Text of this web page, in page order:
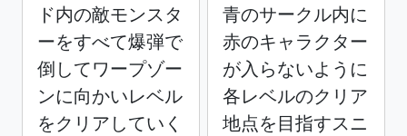
ド内の敵モンスタ
ーをすべて爆弾で
倒してワープゾー
ンに向かいレベル
をクリアしていく
青のサークル内に
赤のキャラクター
が入らないように
各レベルのクリア
地点を目指すスニ